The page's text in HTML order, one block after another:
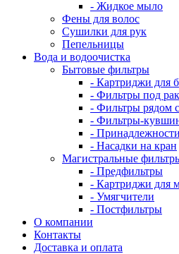
- Жидкое мыло
Фены для волос
Сушилки для рук
Пепельницы
Вода и водоочистка
Бытовые фильтры
- Картриджи для
- Фильтры под
- Фильтры рядом
- Фильтры-
- Принадлежности
- Насадки на кран
Магистральные
- Предфильтры
- Картриджи для
- Умягчители
- Постфильтры
О компании
Контакты
Доставка и оплата